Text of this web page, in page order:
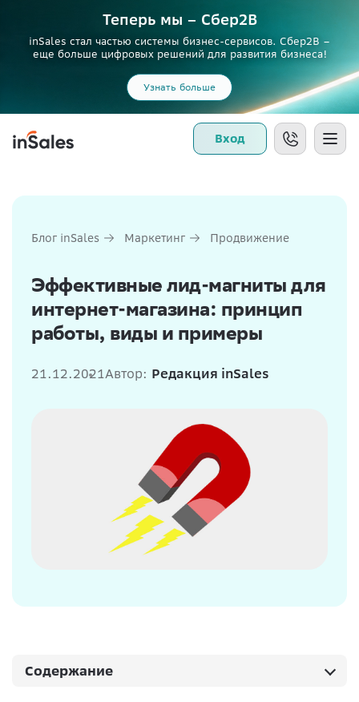
Теперь мы – Сбер2B
inSales стал частью системы бизнес-сервисов. Сбер2В –
еще больше цифровых решений для развития бизнеса!
Узнать больше
Вход
Блог inSales Маркетинг Продвижение
Эффективные лид-магниты для
интернет-магазина: принцип
работы, виды и примеры
21.12.2021Автор: Редакция inSales
Содержание